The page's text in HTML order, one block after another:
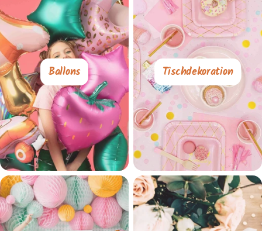
Ballons Tischdekoration